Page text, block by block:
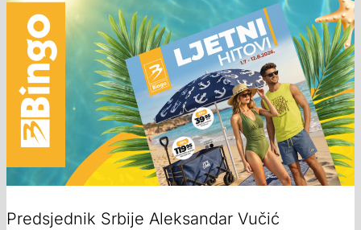
Predsjednik Srbije Aleksandar Vučić